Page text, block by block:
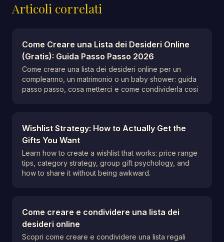
Articoli correlati
Come Creare una Lista dei Desideri Online
(Gratis): Guida Passo Passo 2026
Come creare una lista dei desideri online per un
compleanno, un matrimonio o un baby shower: guida
passo passo, cosa metterci e come condividerla cosi
Wishlist Strategy: How to Actually Get the
Gifts You Want
Learn how to create a wishlist that works: price range
tips, category strategy, group gift psychology, and
how to share it without being awkward.
Come creare e condividere una lista dei
desideri online
Scopri come creare e condividere una lista regali